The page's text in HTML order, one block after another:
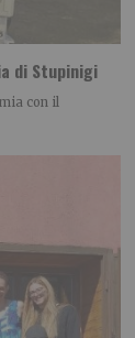
di Stupinigi
con il